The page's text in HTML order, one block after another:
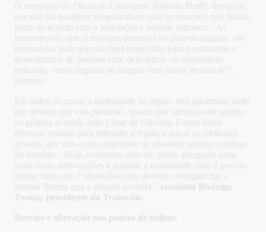
O secretário de Obras de Contagem, Rômulo Perilli, destacou
que não há qualquer irregularidade com as estações, que foram
feitas de acordo com a legislação e normas vigentes. “As
intervenções, que já estavam previstas no projeto original, são
necessárias para que não haja empecilho para o embarque e
desembarque de pessoas com deficiência ou mobilidade
reduzida, como degraus ou rampas com maior inclinação”,
afirmou.
Em todos os casos, a mobilidade na região será garantida, tanto
por desvios por vias paralelas, quanto por alteração de sentido
na própria avenida João César de Oliveira. Foram feitos
diversos estudos para entender a região e traçar os melhores
desvios, por vias com capacidade de absorver melhor o tráfego
da avenida. “Hoje, contamos com um plano adequado para
tratar essas intervenções e garantir a mobilidade, mas é preciso
deixar claro que é impossível que desvios consigam dar a
mesma fluidez que a própria avenida”,
ressaltou Rodrigo
Tomaz, presidente da Transcon.
Desvios e alteração nos pontos de ônibus